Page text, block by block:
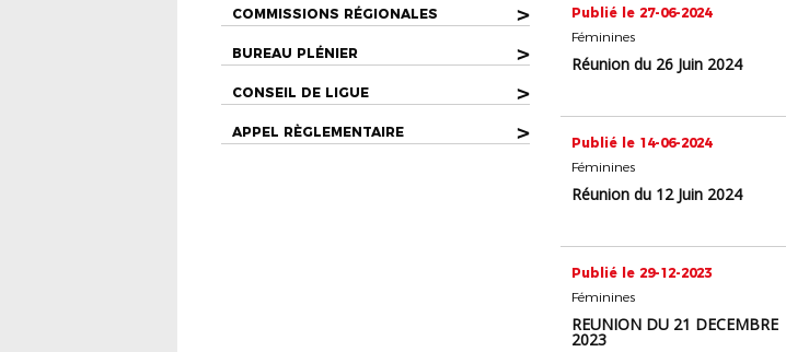
COMMISSIONS RÉGIONALES >
BUREAU PLÉNIER >
CONSEIL DE LIGUE >
APPEL RÈGLEMENTAIRE >
Publié le 27-06-2024
Féminines
Réunion du 26 Juin 2024
Publié le 14-06-2024
Féminines
Réunion du 12 Juin 2024
Publié le 29-12-2023
Féminines
REUNION DU 21 DECEMBRE
2023